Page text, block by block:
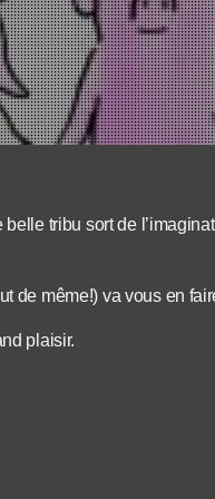
tribu sort de
de même!) va vous en
plaisir.